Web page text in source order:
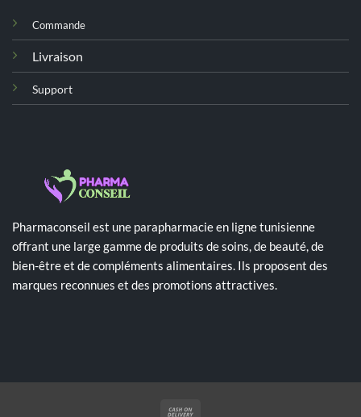
Commande
Livraison
Support
Pharmaconseil est une parapharmacie en ligne tunisienne
offrant une large gamme de produits de soins, de beauté, de
bien-être et de compléments alimentaires. Ils proposent des
marques reconnues et des promotions attractives.